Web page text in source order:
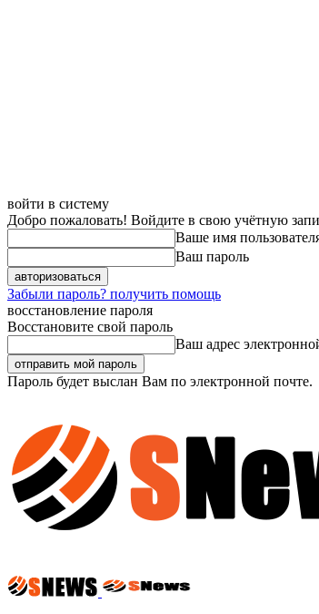
войти в систему
Добро пожаловать! Войдите в свою учётную
Ваше имя
Ваш пароль
Забыли пароль? получить помощь
восстановление пароля
Восстановите свой пароль
Ваш адрес
Пароль будет выслан Вам по электронной почте.